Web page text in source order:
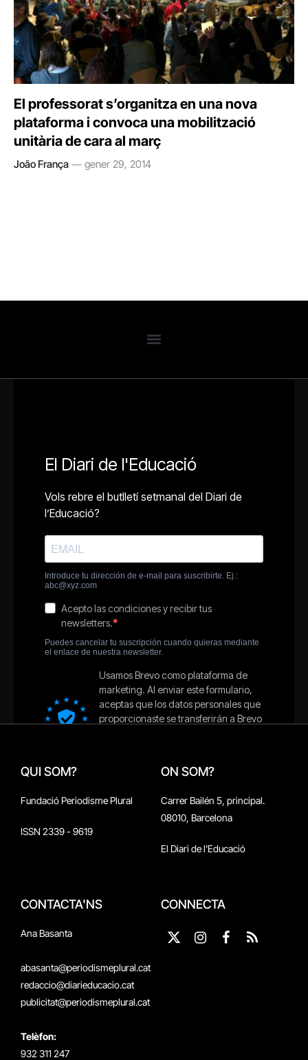
El professorat s’organitza en una nova
plataforma i convoca una mobilització
unitària de cara al març
João França gener 29, 2014
QUI SOM?
Fundació Periodisme Plural
ISSN 2339 - 9619
ON SOM?
Carrer Bailén 5, principal.
08010, Barcelona
El Diari de l'Educació
CONTACTA'NS
Ana Basanta
abasanta@periodismeplural.cat
redaccio@diarieducacio.cat
publicitat@periodismeplural.cat
Telèfon:
932 311 247
CONNECTA
X
Instagram
Facebook
RSS